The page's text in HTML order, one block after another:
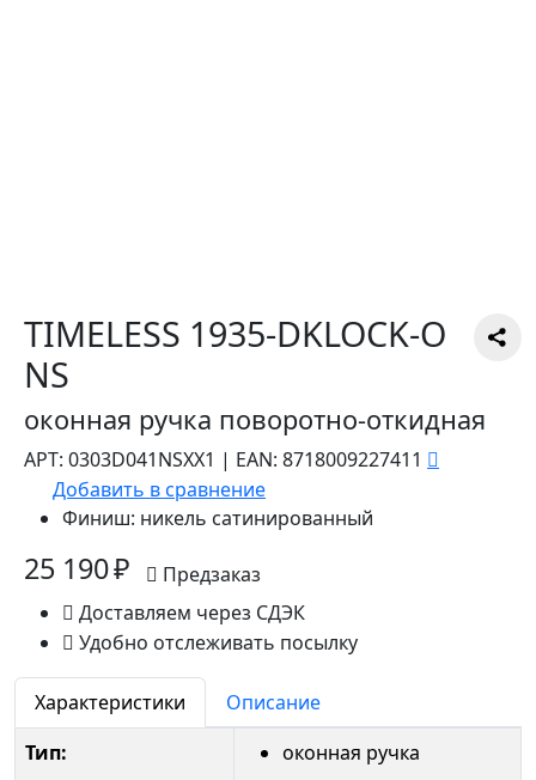
TIMELESS 1935-DKLOCK-O
NS
оконная ручка поворотно-откидная
АРТ: 0303D041NSXX1 | EAN: 8718009227411
Добавить в сравнение
Финиш: никель сатинированный
25 190 ₽
Предзаказ
Доставляем через СДЭК
Удобно отслеживать посылку
Характеристики
Описание
Тип:
оконная ручка